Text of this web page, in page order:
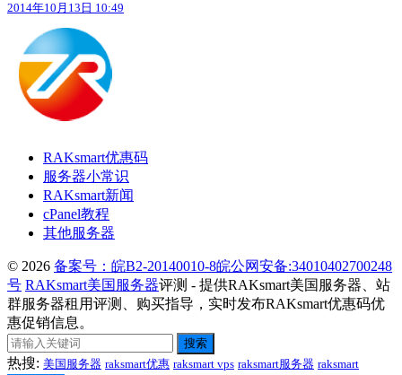
2014年10月13日 10:49
RAKsmart优惠码
服务器小常识
RAKsmart新闻
cPanel教程
其他服务器
© 2026 备案号：皖B2-20140010-8皖公网安备:34010402700248
号 RAKsmart美国服务器评测 - 提供RAKsmart美国服务器、站
群服务器租用评测、购买指导，实时发布RAKsmart优惠码优
惠促销信息。
搜索
热搜: 美国服务器 raksmart优惠 raksmart vps raksmart服务器 raksmart